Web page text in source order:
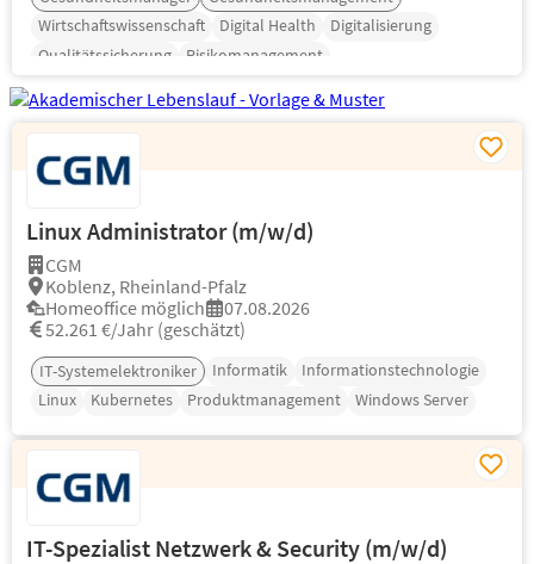
Wirtschaftswissenschaft
Digital Health
Digitalisierung
Qualitätssicherung
Risikomanagement
Linux Administrator (m/w/d)
CGM
Koblenz, Rheinland-Pfalz
Homeoffice möglich
07.08.2026
52.261 €/Jahr (geschätzt)
IT-Systemelektroniker Informatik
Informationstechnologie
Linux
Kubernetes Produktmanagement Windows Server
IT-Spezialist Netzwerk & Security (m/w/d)